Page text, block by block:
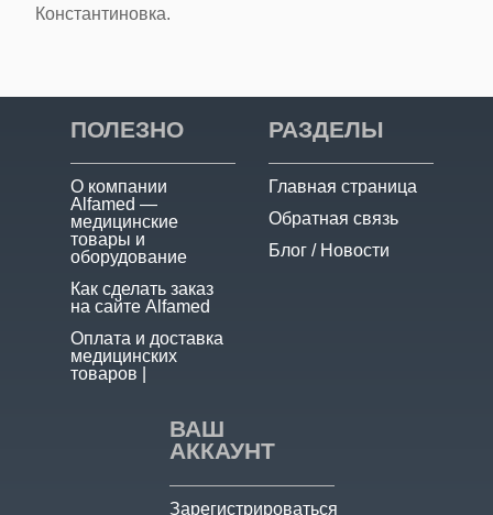
Константиновка.
ПОЛЕЗНО
О компании
Alfamed —
медицинские
товары и
оборудование
Как сделать заказ
на сайте Alfamed
Оплата и доставка
медицинских
товаров |
РАЗДЕЛЫ
Главная страница
Обратная связь
Блог / Новости
ВАШ
АККАУНТ
Зарегистрироваться